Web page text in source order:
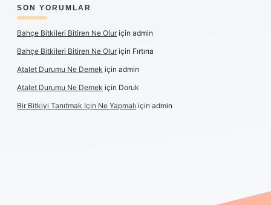
SON YORUMLAR
Bahçe Bitkileri Bitiren Ne Oluriçin admin
Bahçe Bitkileri Bitiren Ne Oluriçin Fırtına
Atalet Durumu Ne Demek için admin
Atalet Durumu Ne Demek için Doruk
Bir Bitkiyi Tanıtmak Için Ne Yapmalı için admin